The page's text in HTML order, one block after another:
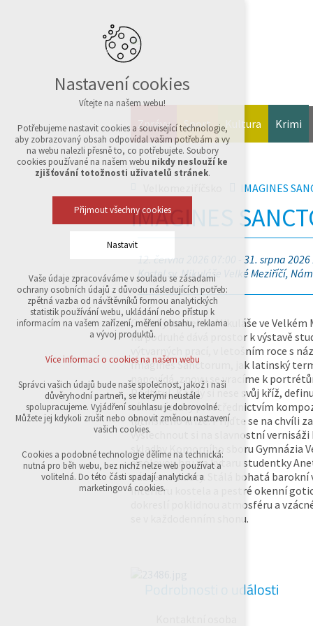
Zprávy Sport Kultura Krimi
IMAGINES
IMAGINES
12. června 2026 07:00 - 31. srpna 2026
Kostel sv. Mikuláše Velké Meziříčí,
Gotický kostel sv. Mikuláše ve Velkém
na podruhé dává prostor k výstavě
výtvarných prací, v letošním roce s
Imagines Sanctorum, jak latinský
napovídá, znovu se vracíme k
Podtitul, Každý si nese svůj kříž,
téma výstavy prostřednictvím
latinského kříže. Přijďte se na chvíli
vyslechnout si na slavnostní vernisáži
skladby Komorního sboru Gymnázia
a sólovou hru na kytaru studentky
názvem Andecy. Stálá bohatá barokní
interiéru kostela a pestré okenní
dokreslí poklidnou atmosféru a
se v každodenním shonu.
Podrobnosti o události
Nastavení cookies
Vítejte na našem webu!
Potřebujeme nastavit cookies a související technologie,
aby zobrazovaný obsah odpovídal vašim potřebám a vy
na webu nalezli přesně to, co potřebujete. Soubory
cookies používané na našem webu nikdy neslouží ke
zjišťování totožnosti uživatelů stránek.
Přijmout všechny cookies
Nastavit
Technická cookies
nutná pro provozování webu
udržení kontextu stránek (session): případná
přihlášení, volby jazyka, apod.
analytická pro anonymizované vyhodnocení
návštěvnosti
marketingová cookies (Google,Sklik)
Více informací o cookies na našem webu
Přijmout všechny cookies
Odmítnout vše
Vaše údaje zpracováváme v souladu se zásadami
ochrany osobních údajů z důvodu následujících potřeb:
zpětná vazba od návštěvníků formou analytických
statistik používání webu, ukládání nebo přístup k
informacím na vašem zařízení, měření obsahu, reklama
a vývoj produktů.
Více informací o cookies na našem webu
Správci vašich údajů bude naše společnost, jakož i naši
důvěryhodní partneři, se kterými neustále
spolupracujeme. Vyjádření souhlasu je dobrovolné.
Můžete jej kdykoli zrušit nebo obnovit změnou nastavení
vašich cookies.
Cookies a podobné technologie dělíme na technická:
nutná pro běh webu, bez nichž nelze web používat a
volitelná. Do této části spadají analytická a
marketingová cookies.